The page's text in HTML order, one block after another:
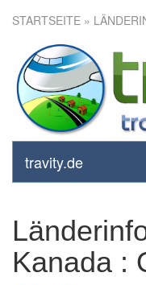
STARTSEITE »
travity.de
Kanada :